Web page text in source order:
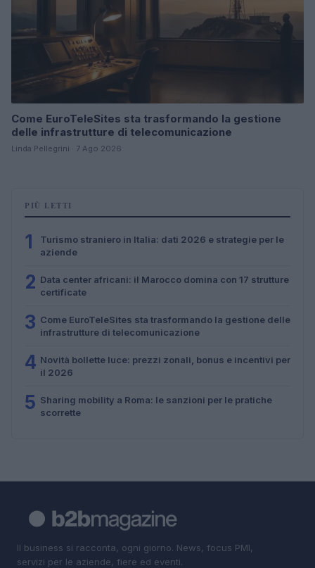
Come EuroTeleSites sta trasformando la gestione
delle infrastrutture di telecomunicazione
Linda Pellegrini · 7 Ago 2026
PIÙ LETTI
1
Turismo straniero in Italia: dati 2026 e strategie per le
aziende
2 Data center africani: il Marocco domina con 17 strutture
certificate
3 Come EuroTeleSites sta trasformando la gestione delle
infrastrutture di telecomunicazione
4 Novità bollette luce: prezzi zonali, bonus e incentivi per
il 2026
5 Sharing mobility a Roma: le sanzioni per le pratiche
scorrette
Il business si racconta, ogni giorno. News, focus PMI,
servizi per le aziende, fiere ed eventi.